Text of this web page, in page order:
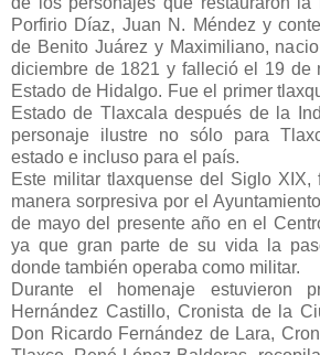
Porfirio Díaz, Juan N. Méndez y
de Benito Juárez y Maximiliano,
diciembre de 1821 y falleció el 19 de
Estado de Hidalgo. Fue el primer
Estado de Tlaxcala después de la
personaje ilustre no sólo para
estado e incluso para el país.
Este militar tlaxquense del Siglo XIX,
manera sorpresiva por el
de mayo del presente año en el
ya que gran parte de su vida la
donde también operaba como militar.
Durante el homenaje estuvieron
Hernández Castillo, Cronista de la
Don Ricardo Fernández de Lara,